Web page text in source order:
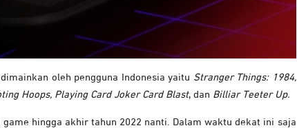
oleh pengguna Indonesia yaitu Stranger Things: 1984,
Hoops, Playing Card Joker Card Blast, dan Billiar Teeter Up.
hingga akhir tahun 2022 nanti. Dalam waktu dekat ini saja